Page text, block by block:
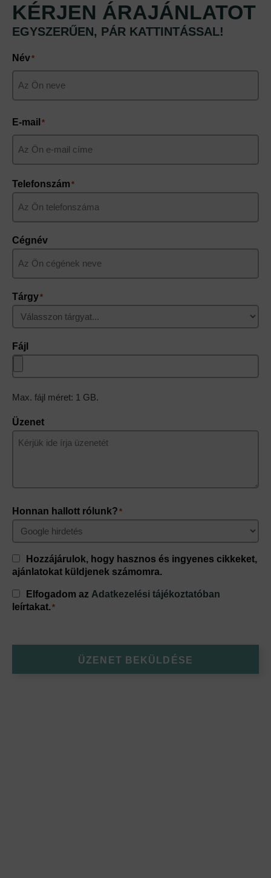
KÉRJEN ÁRAJÁNLATOT
EGYSZERŰEN, PÁR KATTINTÁSSAL!
Név*
E-mail *
Telefonszám *
Cégnév
Tárgy*
Fájl
Max. fájl méret: 1 GB.
Üzenet
Honnan hallott rólunk? *
Consent
Hozzájárulok, hogy hasznos és ingyenes cikkeket,
ajánlatokat küldjenek számomra.
Consent*
Elfogadom az Adatkezelési tájékoztatóban
leírtakat.*
ÜZENET BEKÜLDÉSE